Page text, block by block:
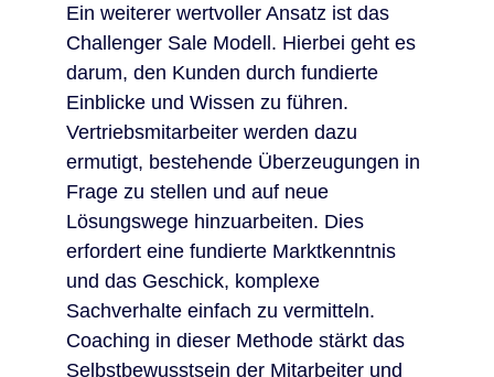
Ein weiterer wertvoller Ansatz ist das
Challenger Sale Modell. Hierbei geht es
darum, den Kunden durch fundierte
Einblicke und Wissen zu führen.
Vertriebsmitarbeiter werden dazu
ermutigt, bestehende Überzeugungen in
Frage zu stellen und auf neue
Lösungswege hinzuarbeiten. Dies
erfordert eine fundierte Marktkenntnis
und das Geschick, komplexe
Sachverhalte einfach zu vermitteln.
Coaching in dieser Methode stärkt das
Selbstbewusstsein der Mitarbeiter und